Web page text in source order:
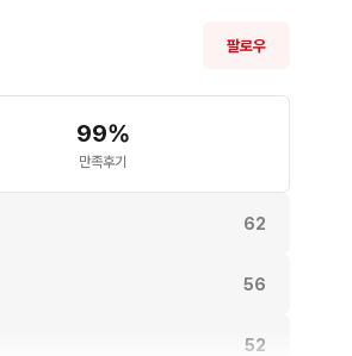
팔로우
99%
만족후기
62
56
52